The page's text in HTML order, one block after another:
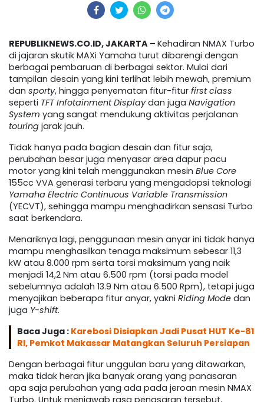
REPUBLIKNEWS.CO.ID, JAKARTA – Kehadiran NMAX Turbo
di jajaran skutik MAXi Yamaha turut dibarengi dengan
berbagai pembaruan di berbagai sektor. Mulai dari
tampilan desain yang kini terlihat lebih mewah, premium
dan sporty, hingga penyematan fitur-fitur first class
seperti TFT Infotainment Displaydan juga Navigation
System yang sangat mendukung aktivitas perjalanan
touring jarak jauh.
Tidak hanya pada bagian desain dan fitur saja,
perubahan besar juga menyasar area dapur pacu
motor yang kini telah menggunakan mesin Blue Core
155cc VVA generasi terbaru yang mengadopsi teknologi
Yamaha Electric Continuous Variable Transmission
(YECVT), sehingga mampu menghadirkan sensasi Turbo
saat berkendara.
Menariknya lagi, penggunaan mesin anyar ini tidak hanya
mampu menghasilkan tenaga maksimum sebesar 11,3
kW atau 8.000 rpm serta torsi maksimum yang naik
menjadi 14,2 Nm atau 6.500 rpm (torsi pada model
sebelumnya adalah 13.9 Nm atau 6.500 Rpm), tetapi juga
menyajikan beberapa fitur anyar, yakni Riding Mode dan
juga Y-shift.
Baca Juga : Karebosi Disiapkan Jadi Pusat HUT Ke-81
RI, Pemkot Makassar Matangkan Seluruh Persiapan
Dengan berbagai fitur unggulan baru yang ditawarkan,
maka tidak heran jika banyak orang yang panasaran
apa saja perubahan yang ada pada jeroan mesin NMAX